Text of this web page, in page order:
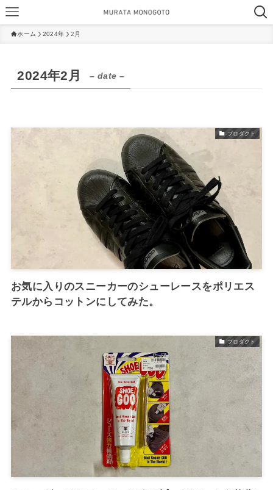
ホーム 2024年 2月
2024年2月 – date –
プロダクト
お気に入りのスニーカーのシューレースをポリエス
テルからコットンにしてみた。
プロダクト